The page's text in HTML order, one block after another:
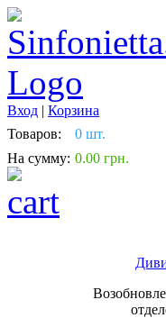
Вход | Корзина
Товаров:
0 шт.
На сумму: 0.00 грн.